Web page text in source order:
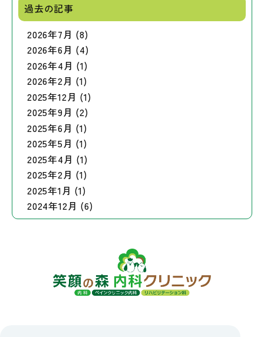
過去の記事
2026年7月 (8)
2026年6月 (4)
2026年4月 (1)
2026年2月 (1)
2025年12月 (1)
2025年9月 (2)
2025年6月 (1)
2025年5月 (1)
2025年4月 (1)
2025年2月 (1)
2025年1月 (1)
2024年12月 (6)